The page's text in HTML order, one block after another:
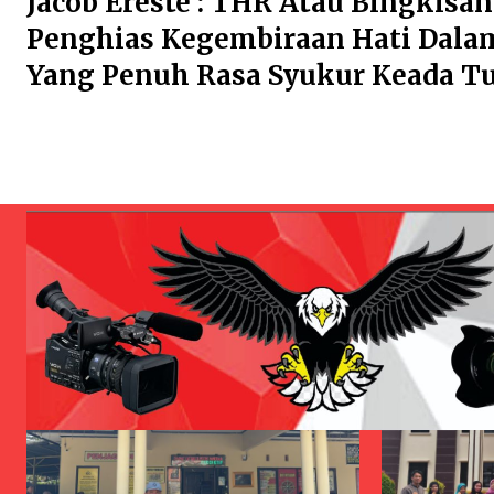
Penghias Kegembiraan Hati
Yang Penuh Rasa Syukur Keada